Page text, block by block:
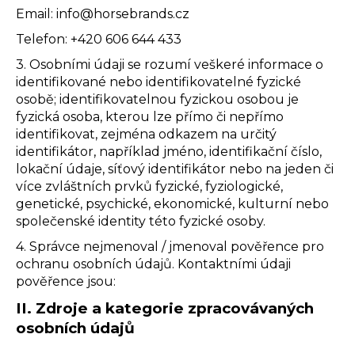
Email: info@horsebrands.cz
Telefon: +420 606 644 433
3. Osobními údaji se rozumí veškeré informace o
identifikované nebo identifikovatelné fyzické
osobě; identifikovatelnou fyzickou osobou je
fyzická osoba, kterou lze přímo či nepřímo
identifikovat, zejména odkazem na určitý
identifikátor, například jméno, identifikační číslo,
lokační údaje, síťový identifikátor nebo na jeden či
více zvláštních prvků fyzické, fyziologické,
genetické, psychické, ekonomické, kulturní nebo
společenské identity této fyzické osoby.
4. Správce nejmenoval / jmenoval pověřence pro
ochranu osobních údajů. Kontaktními údaji
pověřence jsou:
II. Zdroje a kategorie zpracovávaných
osobních údajů
D
o
p
o
r
u
č
u
e
m
e